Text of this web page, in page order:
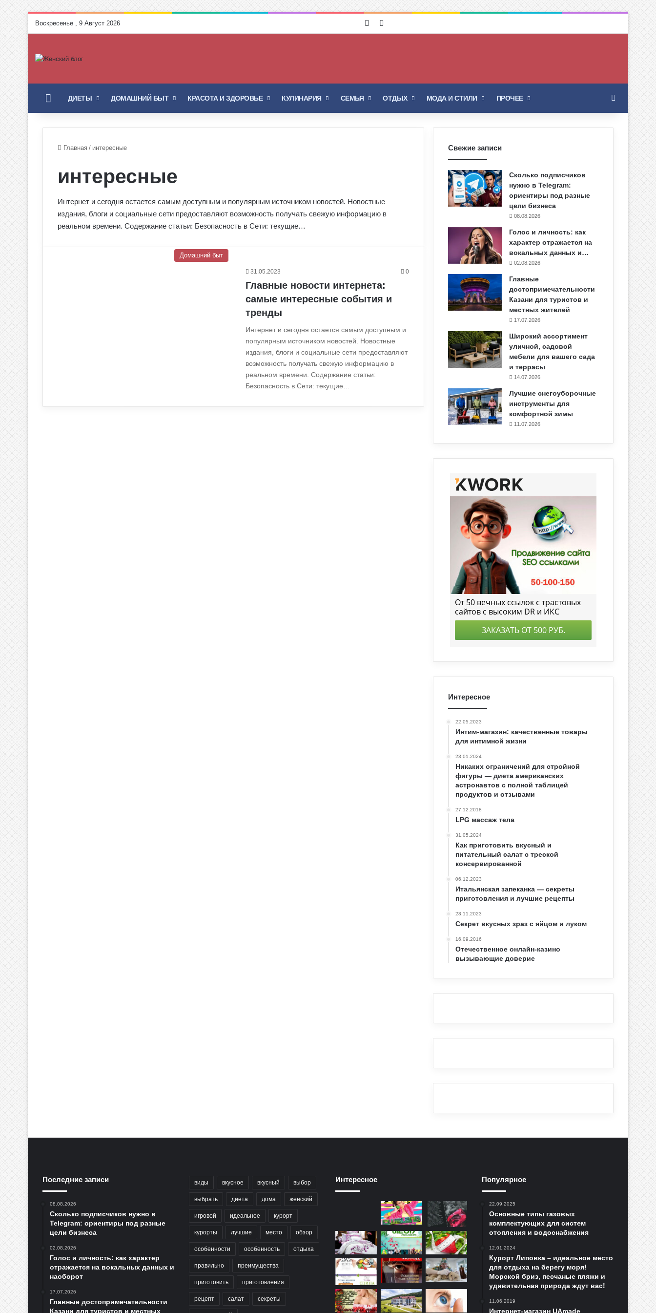
Воскресенье , 9 Август 2026 Войти
ГЛАВНАЯ
ДИЕТЫ ДОМАШНИЙ БЫТ КРАСОТА И ЗДОРОВЬЕ КУЛИНАРИЯ СЕМЬЯ ОТДЫХ МОДА И СТИЛИ ПРОЧЕЕ
Главная / интересные
интересные
Интернет и сегодня остается самым доступным и популярным источником новостей. Новостные
издания, блоги и социальные сети предоставляют возможность получать свежую информацию в
реальном времени. Содержание статьи: Безопасность в Сети: текущие…
Домашний быт
31.05.2023 0
Главные новости интернета:
самые интересные события и
тренды
Интернет и сегодня остается самым доступным и
популярным источником новостей. Новостные
издания, блоги и социальные сети предоставляют
возможность получать свежую информацию в
реальном времени. Содержание статьи:
Безопасность в Сети: текущие…
Свежие записи
Сколько подписчиков
нужно в Telegram:
ориентиры под разные
цели бизнеса
08.08.2026
Голос и личность: как
характер отражается на
вокальных данных и…
02.08.2026
Главные
достопримечательности
Казани для туристов и
местных жителей
17.07.2026
Широкий ассортимент
уличной, садовой
мебели для вашего сада
и террасы
14.07.2026
Лучшие снегоуборочные
инструменты для
комфортной зимы
11.07.2026
Интересное
22.05.2023
Интим-магазин: качественные товары
для интимной жизни
23.01.2024
Никаких ограничений для стройной
фигуры — диета американских
астронавтов с полной таблицей
продуктов и отзывами
27.12.2018
LPG массаж тела
31.05.2024
Как приготовить вкусный и
питательный салат с треской
консервированной
06.12.2023
Итальянская запеканка — секреты
приготовления и лучшие рецепты
28.11.2023
Секрет вкусных зраз с яйцом и луком
16.09.2016
Отечественное онлайн-казино
вызывающие доверие
Последние записи
08.08.2026
Сколько подписчиков нужно в
Telegram: ориентиры под разные
цели бизнеса
02.08.2026
Голос и личность: как характер
отражается на вокальных данных и
наоборот
17.07.2026
Главные достопримечательности
Казани для туристов и местных
виды вкусное вкусный выбор
выбрать диета дома женский
игровой идеальное курорт
курорты лучшие место обзор
особенности особенность отдыха
правильно преимущества
приготовить приготовления
рецепт салат секреты
Интересное Популярное
22.09.2025
Основные типы газовых
комплектующих для систем
отопления и водоснабжения
12.01.2024
Курорт Липовка – идеальное место
для отдыха на берегу моря!
Морской бриз, песчаные пляжи и
удивительная природа ждут вас!
11.06.2019
Интернет-магазин UAmade